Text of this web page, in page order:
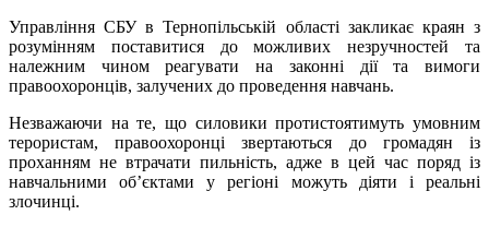
Управління СБУ в Тернопільській області закликає краян з
розумінням поставитися до можливих незручностей та
належним чином реагувати на законні дії та вимоги
правоохоронців, залучених до проведення навчань.
Незважаючи на те, що силовики протистоятимуть умовним
терористам, правоохоронці звертаються до громадян із
проханням не втрачати пильність, адже в цей час поряд із
навчальними об’єктами у регіоні можуть діяти і реальні
злочинці.